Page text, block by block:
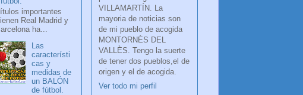
importantes
Real Madrid y
ha...
Las
característi
cas y
medidas de
un BALÓN
de fútbol.
VILLAMARTÍN. La
mayoria de noticias son
de mi pueblo de acogida
MONTORNÈS DEL
VALLÈS. Tengo la suerte
de tener dos pueblos,el de
origen y el de acogida.
Ver todo mi perfil